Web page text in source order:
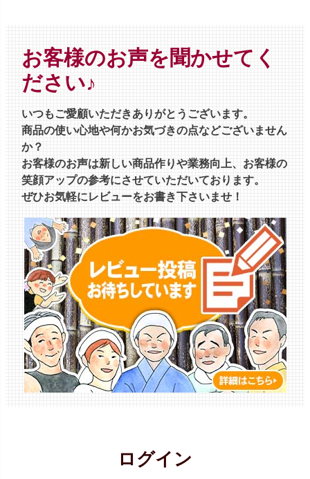
お客様のお声を聞かせてく
ださい♪
いつもご愛顧いただきありがとうございます。
商品の使い心地や何かお気づきの点などございません
か？
お客様のお声は新しい商品作りや業務向上、お客様の
笑顔アップの参考にさせていただいております。
ぜひお気軽にレビューをお書き下さいませ！
ログイン